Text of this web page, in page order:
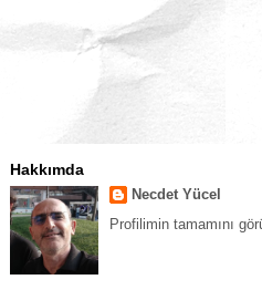
Hakkımda
Necdet Yücel
Profilimin tamamını